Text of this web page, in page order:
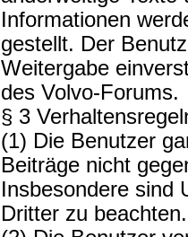
Informationen
gestellt. Der
Weitergabe
des Volvo-Forums.
§ 3
(1) Die Benutzer
Beiträge nicht
Insbesondere sind
Dritter zu beachten.